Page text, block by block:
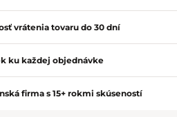
vrátenia tovaru do 30 dní
ku každej objednávke
firma s 15+ rokmi skúseností